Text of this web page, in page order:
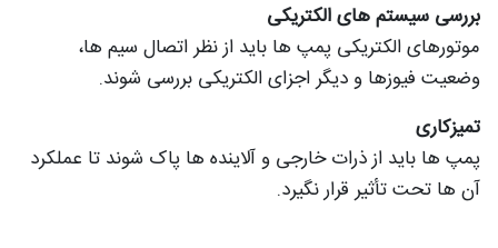
بررسی سیستم های الکتریکی
موتورهای الکتریکی پمپ ها باید از نظر اتصال سیم ها،
وضعیت فیوزها و دیگر اجزای الکتریکی بررسی شوند.
تمیزکاری
پمپ ها باید از ذرات خارجی و آلاینده ها پاک شوند تا عملکرد
آن ها تحت تأثیر قرار نگیرد.